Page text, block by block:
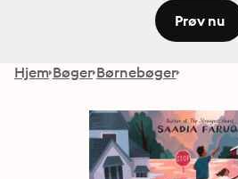
Prøv nu
Hjem Bøger Børnebøger